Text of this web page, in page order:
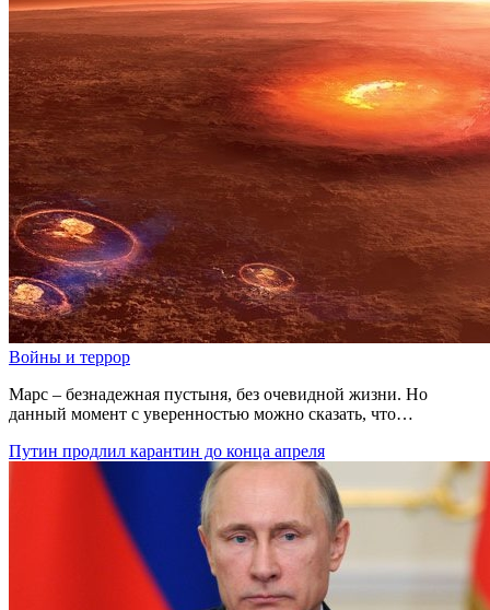
Войны и террор
Марс – безнадежная пустыня, без очевидной жизни. Но
данный момент с уверенностью можно сказать, что…
Путин продлил карантин до конца апреля